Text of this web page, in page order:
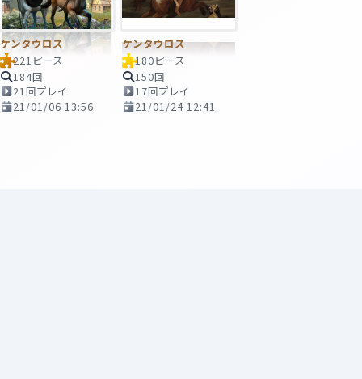
ケンタウロス
221ピース
184回
21回プレイ
21/01/06 13:56
ケンタウロス
180ピース
150回
17回プレイ
21/01/24 12:41